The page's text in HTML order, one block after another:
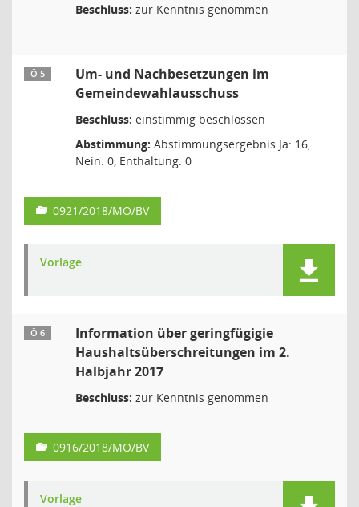
Beschluss: zur Kenntnis genommen
Ö 5
Um- und Nachbesetzungen im
Gemeindewahlausschuss
Beschluss: einstimmig beschlossen
Abstimmung: Abstimmungsergebnis Ja: 16,
Nein: 0, Enthaltung: 0
0921/2018/MO/BV
Vorlage
Ö 6
Information über geringfügigie
Haushaltsüberschreitungen im 2.
Halbjahr 2017
Beschluss: zur Kenntnis genommen
0916/2018/MO/BV
Vorlage